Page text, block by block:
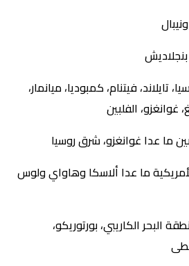
تايلاند، فيتنام، كمبوديا، ميانمار،
الفلبين
ما عدا غوانغزو، شرق روسيا
ما عدا ألاسكا وهاواي ولوس
البحر الكاريبي، بورتوريكو،